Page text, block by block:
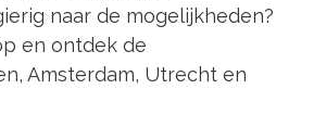
naar de mogelijkheden?
en ontdek de
Amsterdam, Utrecht en